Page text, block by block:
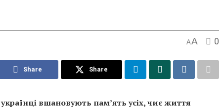
AA 0
Share Share
вшановують пам’ять усіх, чиє життя